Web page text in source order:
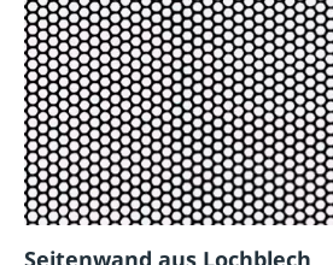
Seitenwand aus Lochblech